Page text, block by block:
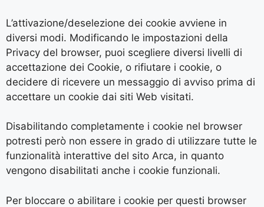
L’attivazione/deselezione dei cookie avviene in
diversi modi. Modificando le impostazioni della
Privacy del browser, puoi scegliere diversi livelli di
accettazione dei Cookie, o rifiutare i cookie, o
decidere di ricevere un messaggio di avviso prima di
accettare un cookie dai siti Web visitati.
Disabilitando completamente i cookie nel browser
potresti però non essere in grado di utilizzare tutte le
funzionalità interattive del sito Arca, in quanto
vengono disabilitati anche i cookie funzionali.
Per bloccare o abilitare i cookie per questi browser